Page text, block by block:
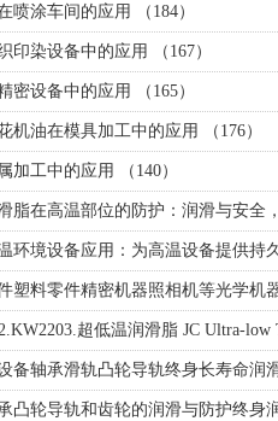
喷涂车间的应用 （184）
印染设备中的应用 （167）
密设备中的应用 （165）
机油在模具加工中的应用 （176）
加工中的应用 （140）
脂在高温部位的防护：润滑与安全
环境设备应用：为高温设备提供持
塑料零件精密机器照相机等光学机
超低温润滑脂 JC Ultra-low
备轴承滑轨凸轮导轨终身长寿命润
凸轮导轨和齿轮的润滑与防护终身